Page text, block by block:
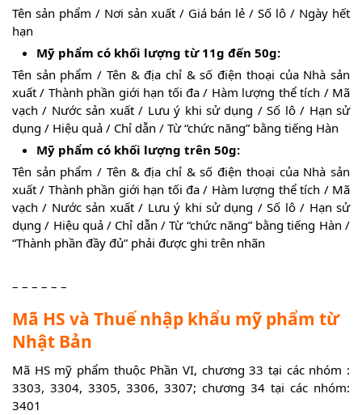
Tên sản phẩm / Nơi sản xuất / Giá bán lẻ / Số lô / Ngày hết
hạn
Mỹ phẩm có khối lượng từ 11g đến 50g:
Tên sản phẩm / Tên & địa chỉ & số điện thoại của Nhà sản
xuất / Thành phần giới hạn tối đa / Hàm lượng thể tích / Mã
vạch / Nước sản xuất / Lưu ý khi sử dụng / Số lô / Hạn sử
dụng / Hiệu quả / Chỉ dẫn / Từ “chức năng” bằng tiếng Hàn
Mỹ phẩm có khối lượng trên 50g:
Tên sản phẩm / Tên & địa chỉ & số điện thoại của Nhà sản
xuất / Thành phần giới hạn tối đa / Hàm lượng thể tích / Mã
vạch / Nước sản xuất / Lưu ý khi sử dụng / Số lô / Hạn sử
dụng / Hiệu quả / Chỉ dẫn / Từ “chức năng” bằng tiếng Hàn /
“Thành phần đầy đủ” phải được ghi trên nhãn
– – – – – –
Mã HS và Thuế nhập khẩu mỹ phẩm từ
Nhật Bản
Mã HS mỹ phẩm thuộc Phần VI, chương 33 tại các nhóm :
3303, 3304, 3305, 3306, 3307; chương 34 tại các nhóm:
3401